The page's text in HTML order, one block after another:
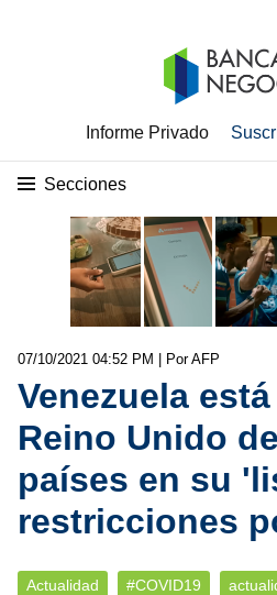
Informe Privado
Secciones
07/10/2021 04:52 PM | Por AFP
Venezuela
Reino Unido
países en su
restricciones
Actualidad #COVID19